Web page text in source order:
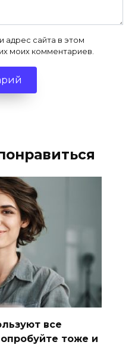
адрес сайта в этом
моих комментариев.
все
тоже и